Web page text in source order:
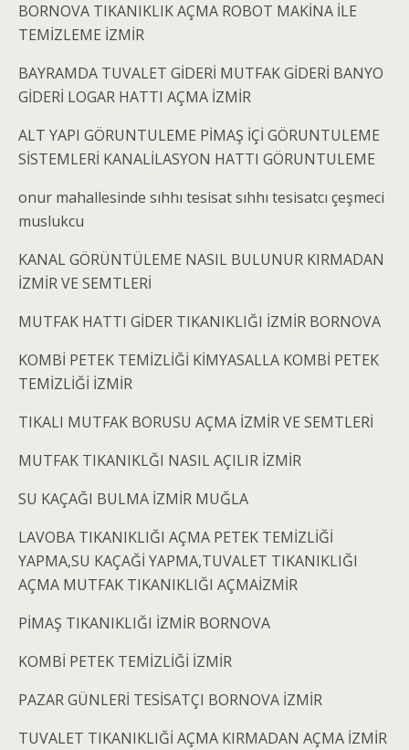
BORNOVA TIKANIKLIK AÇMA ROBOT MAKİNA İLE
TEMİZLEME İZMİR
BAYRAMDA TUVALET GİDERİ MUTFAK GİDERİ BANYO
GİDERİ LOGAR HATTI AÇMA İZMİR
ALT YAPI GÖRUNTULEME PİMAŞ İÇİ GÖRUNTULEME
SİSTEMLERİ KANALİLASYON HATTI GÖRUNTULEME
onur mahallesinde sıhhı tesisat sıhhı tesisatcı çeşmeci
muslukcu
KANAL GÖRÜNTÜLEME NASIL BULUNUR KIRMADAN
İZMİR VE SEMTLERİ
MUTFAK HATTI GİDER TIKANIKLIĞI İZMİR BORNOVA
KOMBİ PETEK TEMİZLİĞİ KİMYASALLA KOMBİ PETEK
TEMİZLİĞİ İZMİR
TIKALI MUTFAK BORUSU AÇMA İZMİR VE SEMTLERİ
MUTFAK TIKANIKLĞI NASIL AÇILIR İZMİR
SU KAÇAĞI BULMA İZMİR MUĞLA
LAVOBA TIKANIKLIĞI AÇMA PETEK TEMİZLİĞİ
YAPMA,SU KAÇAĞİ YAPMA,TUVALET TIKANIKLIĞI
AÇMA MUTFAK TIKANIKLIĞI AÇMAİZMİR
PİMAŞ TIKANIKLIĞI İZMİR BORNOVA
KOMBİ PETEK TEMİZLİĞİ İZMİR
PAZAR GÜNLERİ TESİSATÇI BORNOVA İZMİR
TUVALET TIKANIKLIĞİ AÇMA KIRMADAN AÇMA İZMİR